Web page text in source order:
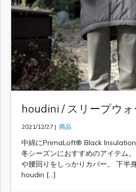
houdini / スリープウ
2021/12/27 | 商品
中綿にPrimaLoft®︎ Black
冬シーズンにおすすめのアイテム
や腰回りをしっかりカバー。 下半
houdin […]